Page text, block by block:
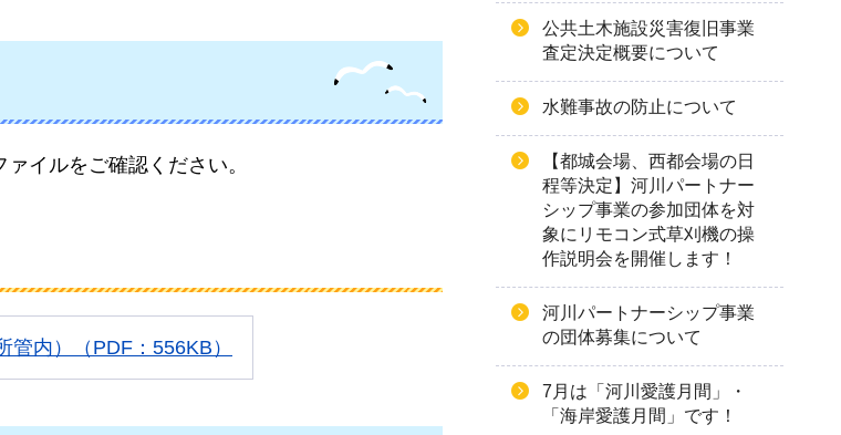
イルをご確認ください。
内）（PDF：556KB）
公共土木施設災害復旧事業
査定決定概要について
水難事故の防止について
【都城会場、西都会場の日
程等決定】河川パートナー
シップ事業の参加団体を対
象にリモコン式草刈機の操
作説明会を開催します！
河川パートナーシップ事業
の団体募集について
7月は「河川愛護月間」・
「海岸愛護月間」です！